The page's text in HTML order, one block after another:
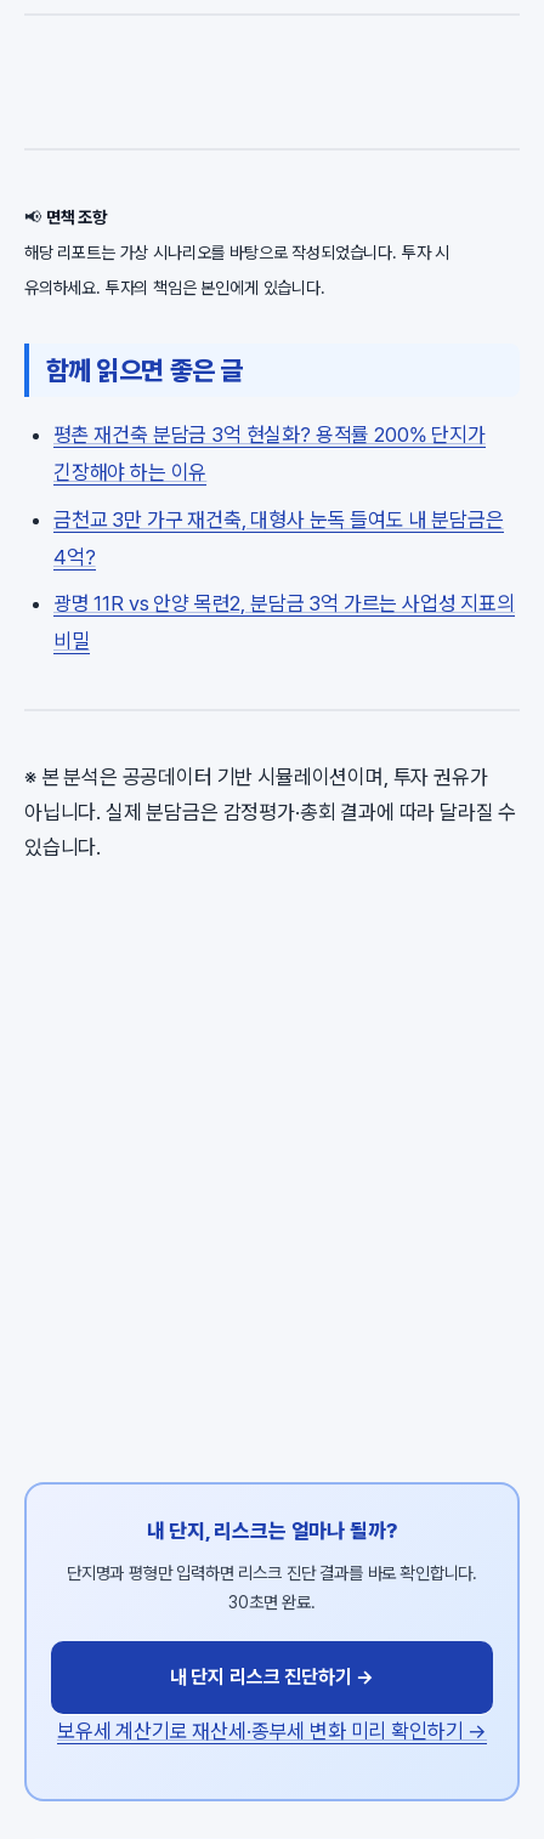
📢 면책 조항
해당 리포트는 가상 시나리오를 바탕으로 작성되었습니다. 투자 시
유의하세요. 투자의 책임은 본인에게 있습니다.
함께 읽으면 좋은 글
평촌 재건축 분담금 3억 현실화? 용적률 200% 단지가
긴장해야 하는 이유
금천교 3만 가구 재건축, 대형사 눈독 들여도 내 분담금은
4억?
광명 11R vs 안양 목련2, 분담금 3억 가르는 사업성 지표의
비밀
※ 본 분석은 공공데이터 기반 시뮬레이션이며, 투자 권유가
아닙니다. 실제 분담금은 감정평가·총회 결과에 따라 달라질 수
있습니다.
내 단지, 리스크는 얼마나 될까?
단지명과 평형만 입력하면 리스크 진단 결과를 바로 확인합니다.
30초면 완료.
내 단지 리스크 진단하기 →
보유세 계산기로 재산세·종부세 변화 미리 확인하기 →